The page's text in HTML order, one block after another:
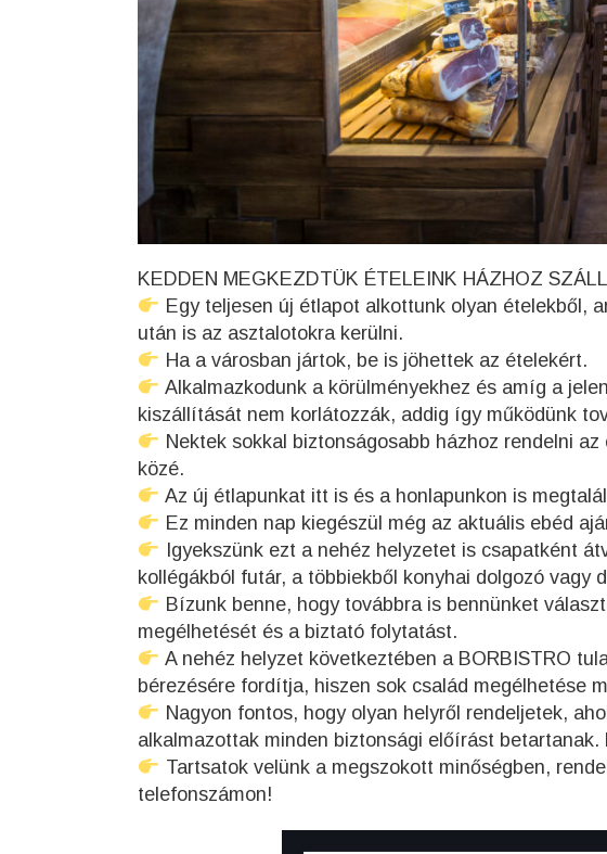
KEDDEN MEGKEZDTÜK ÉTELEINK HÁZHOZ
Egy teljesen új étlapot alkottunk olyan ételekből,
után is az asztalotokra kerülni.
Ha a városban jártok, be is jöhettek az ételekért.
Alkalmazkodunk a körülményekhez és amíg a
kiszállítását nem korlátozzák, addig így működünk
Nektek sokkal biztonságosabb házhoz rendelni
közé.
Az új étlapunkat itt is és a honlapunkon is
Ez minden nap kiegészül még az aktuális ebéd
Igyekszünk ezt a nehéz helyzetet is csapatként
kollégákból futár, a többiekből konyhai dolgozó vagy
Bízunk benne, hogy továbbra is bennünket
megélhetését és a biztató folytatást.
A nehéz helyzet következtében a BORBISTRO
bérezésére fordítja, hiszen sok család megélhetése
Nagyon fontos, hogy olyan helyről rendeljetek,
alkalmazottak minden biztonsági előírást
Tartsatok velünk a megszokott minőségben,
telefonszámon!